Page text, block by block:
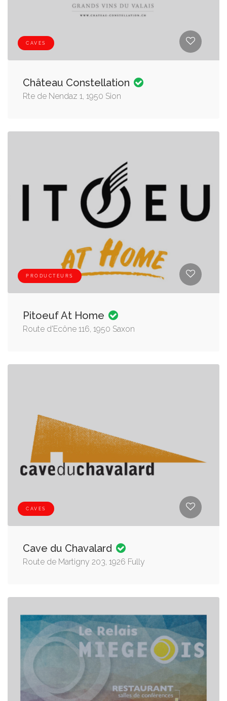
CAVES
Château Constellation
Rte de Nendaz 1, 1950 Sion
PRODUCTEURS
Pitoeuf At Home
Route d'Ecône 116, 1950 Saxon
CAVES
Cave du Chavalard
Route de Martigny 203, 1926 Fully